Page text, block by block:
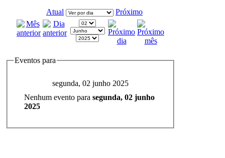
Atual Próximo
Eventos para
segunda, 02 junho 2025
Nenhum evento para segunda, 02 junho
2025